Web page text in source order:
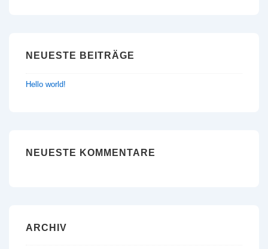
NEUESTE BEITRÄGE
Hello world!
NEUESTE KOMMENTARE
ARCHIV